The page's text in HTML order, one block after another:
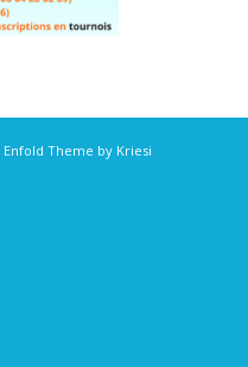
Enfold Theme by Kriesi